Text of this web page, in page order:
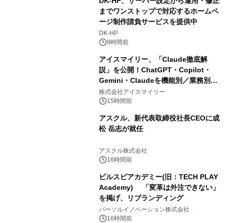
までワンストップで対応するホームペ
ージ制作請負サービスを提供中
DK-HP
9時間前
アイスマイリー、「Claude徹底解
説」を公開！ChatGPT・Copilot・
Gemini・Claudeを機能別／業務別に
比較―自社に合う生成AIの選び方がわ
かる実践ガイド
株式会社アイスマイリー
15時間前
アスクル、新代表取締役社長CEOに成
松 岳志が就任
アスクル株式会社
16時間前
ビルスピアカデミー(旧：TECH PLAY
Academy) 「変革は外注できない」
を掲げ、リブランディング
パーソルイノベーション株式会社
16時間前